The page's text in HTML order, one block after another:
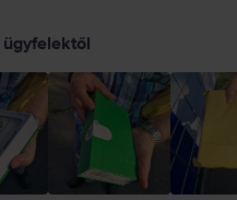
ügyfelektől